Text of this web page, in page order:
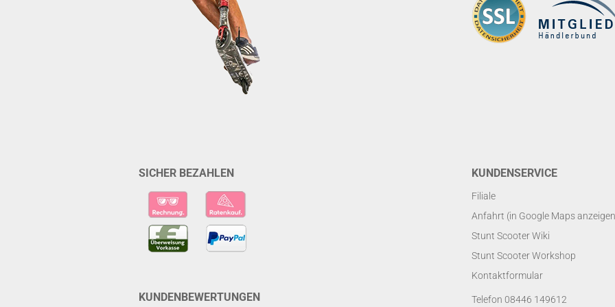
SICHER BEZAHLEN
KUNDENBEWERTUNGEN
KUNDENSERVICE
Filiale
Anfahrt (in Google Maps
Stunt Scooter Wiki
Stunt Scooter Workshop
Kontaktformular
Telefon 08446 149612